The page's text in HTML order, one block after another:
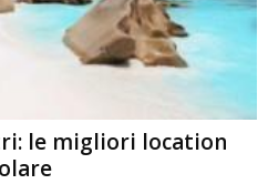
le migliori location